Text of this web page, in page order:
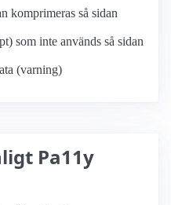
komprimeras så sidan
som inte används så sidan
(varning)
Pa11y